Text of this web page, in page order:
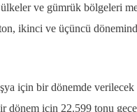
ve gümrük bölgeleri
ikinci ve üçüncü
için bir dönemde
dönem için 22.599 tonu